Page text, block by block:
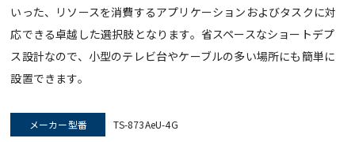
いった、リソースを消費するアプリケーションおよびタスクに対
応できる卓越した選択肢となります。省スペースなショートデプ
ス設計なので、小型のテレビ台やケーブルの多い場所にも簡単に
設置できます。
メーカー型番 TS-873AeU-4G